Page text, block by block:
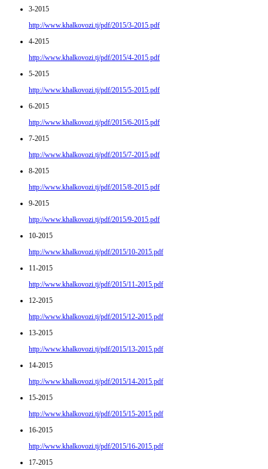
3-2015
http://www.khalkovozi.tj/pdf/2015/3-2015.pdf
4-2015
http://www.khalkovozi.tj/pdf/2015/4-2015.pdf
5-2015
http://www.khalkovozi.tj/pdf/2015/5-2015.pdf
6-2015
http://www.khalkovozi.tj/pdf/2015/6-2015.pdf
7-2015
http://www.khalkovozi.tj/pdf/2015/7-2015.pdf
8-2015
http://www.khalkovozi.tj/pdf/2015/8-2015.pdf
9-2015
http://www.khalkovozi.tj/pdf/2015/9-2015.pdf
10-2015
http://www.khalkovozi.tj/pdf/2015/10-2015.pdf
11-2015
http://www.khalkovozi.tj/pdf/2015/11-2015.pdf
12-2015
http://www.khalkovozi.tj/pdf/2015/12-2015.pdf
13-2015
http://www.khalkovozi.tj/pdf/2015/13-2015.pdf
14-2015
http://www.khalkovozi.tj/pdf/2015/14-2015.pdf
15-2015
http://www.khalkovozi.tj/pdf/2015/15-2015.pdf
16-2015
http://www.khalkovozi.tj/pdf/2015/16-2015.pdf
17-2015